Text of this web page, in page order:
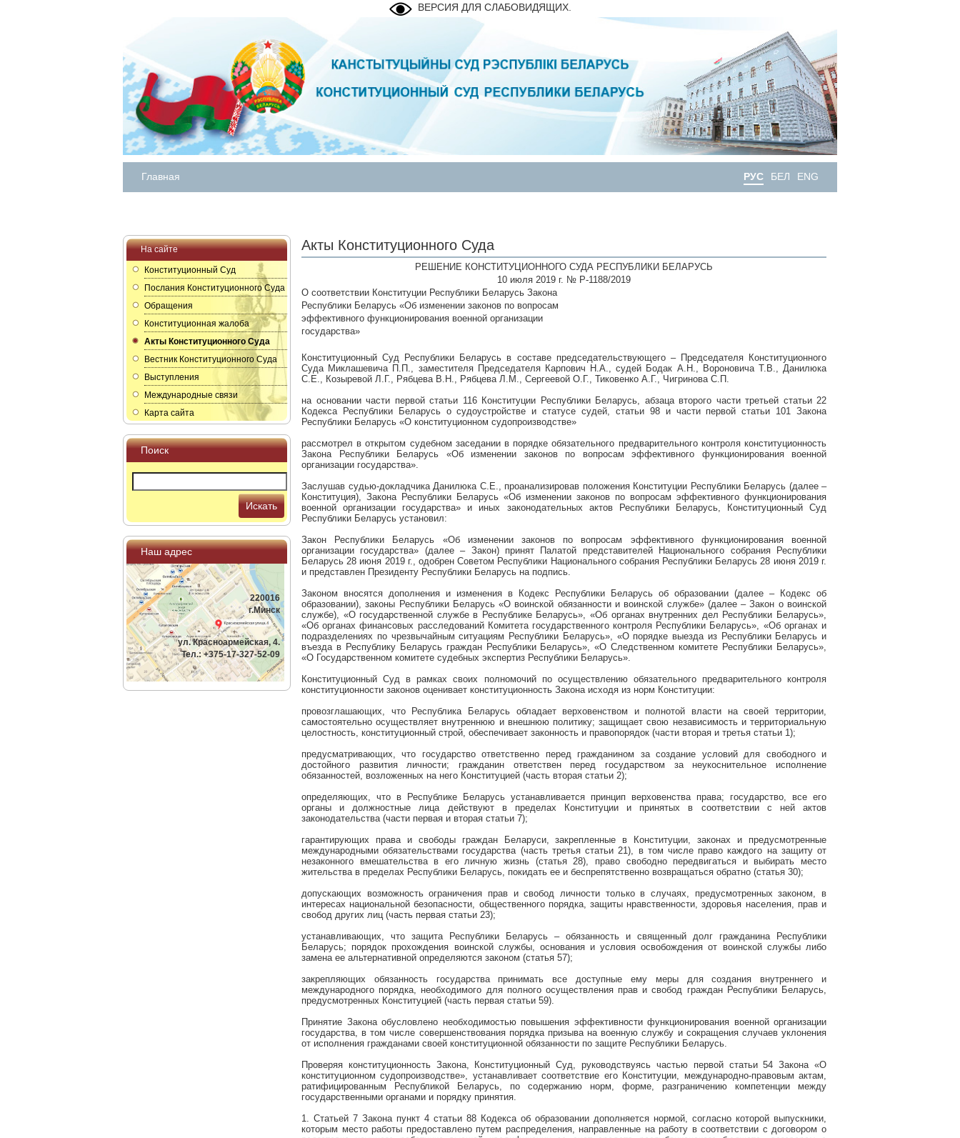
ВЕРСИЯ ДЛЯ СЛАБОВИДЯЩИХ.
Главная РУС БЕЛ ENG
На сайте
Конституционный Суд
Послания Конституционного Суда
Обращения
Конституционная жалоба
Акты Конституционного Суда
Вестник Конституционного Суда
Выступления
Международные связи
Карта сайта
Поиск
Искать
Наш адрес
220016
г.Минск
ул. Красноармейская, 4.
Тел.: +375-17-327-52-09
Акты Конституционного Суда
РЕШЕНИЕ КОНСТИТУЦИОННОГО СУДА РЕСПУБЛИКИ БЕЛАРУСЬ
10 июля 2019 г. № Р-1188/2019
О соответствии Конституции Республики Беларусь Закона
Республики Беларусь «Об изменении законов по вопросам
эффективного функционирования военной организации
государства»
Конституционный Суд Республики Беларусь в составе председательствующего – Председателя Конституционного
Суда Миклашевича П.П., заместителя Председателя Карпович Н.А., судей Бодак А.Н., Вороновича Т.В., Данилюка
С.Е., Козыревой Л.Г., Рябцева В.Н., Рябцева Л.М., Сергеевой О.Г., Тиковенко А.Г., Чигринова С.П.
на основании части первой статьи 116 Конституции Республики Беларусь, абзаца второго части третьей статьи 22
Кодекса Республики Беларусь о судоустройстве и статусе судей, статьи 98 и части первой статьи 101 Закона
Республики Беларусь «О конституционном судопроизводстве»
рассмотрел в открытом судебном заседании в порядке обязательного предварительного контроля конституционность
Закона Республики Беларусь «Об изменении законов по вопросам эффективного функционирования военной
организации государства».
Заслушав судью-докладчика Данилюка С.Е., проанализировав положения Конституции Республики Беларусь (далее –
Конституция), Закона Республики Беларусь «Об изменении законов по вопросам эффективного функционирования
военной организации государства» и иных законодательных актов Республики Беларусь, Конституционный Суд
Республики Беларусь установил:
Закон Республики Беларусь «Об изменении законов по вопросам эффективного функционирования военной
организации государства» (далее – Закон) принят Палатой представителей Национального собрания Республики
Беларусь 28 июня 2019 г., одобрен Советом Республики Национального собрания Республики Беларусь 28 июня 2019 г.
и представлен Президенту Республики Беларусь на подпись.
Законом вносятся дополнения и изменения в Кодекс Республики Беларусь об образовании (далее – Кодекс об
образовании), законы Республики Беларусь «О воинской обязанности и воинской службе» (далее – Закон о воинской
службе), «О государственной службе в Республике Беларусь», «Об органах внутренних дел Республики Беларусь»,
«Об органах финансовых расследований Комитета государственного контроля Республики Беларусь», «Об органах и
подразделениях по чрезвычайным ситуациям Республики Беларусь», «О порядке выезда из Республики Беларусь и
въезда в Республику Беларусь граждан Республики Беларусь», «О Следственном комитете Республики Беларусь»,
«О Государственном комитете судебных экспертиз Республики Беларусь».
Конституционный Суд в рамках своих полномочий по осуществлению обязательного предварительного контроля
конституционности законов оценивает конституционность Закона исходя из норм Конституции:
провозглашающих, что Республика Беларусь обладает верховенством и полнотой власти на своей территории,
самостоятельно осуществляет внутреннюю и внешнюю политику; защищает свою независимость и территориальную
целостность, конституционный строй, обеспечивает законность и правопорядок (части вторая и третья статьи 1);
предусматривающих, что государство ответственно перед гражданином за создание условий для свободного и
достойного развития личности; гражданин ответствен перед государством за неукоснительное исполнение
обязанностей, возложенных на него Конституцией (часть вторая статьи 2);
определяющих, что в Республике Беларусь устанавливается принцип верховенства права; государство, все его
органы и должностные лица действуют в пределах Конституции и принятых в соответствии с ней актов
законодательства (части первая и вторая статьи 7);
гарантирующих права и свободы граждан Беларуси, закрепленные в Конституции, законах и предусмотренные
международными обязательствами государства (часть третья статьи 21), в том числе право каждого на защиту от
незаконного вмешательства в его личную жизнь (статья 28), право свободно передвигаться и выбирать место
жительства в пределах Республики Беларусь, покидать ее и беспрепятственно возвращаться обратно (статья 30);
допускающих возможность ограничения прав и свобод личности только в случаях, предусмотренных законом, в
интересах национальной безопасности, общественного порядка, защиты нравственности, здоровья населения, прав и
свобод других лиц (часть первая статьи 23);
устанавливающих, что защита Республики Беларусь – обязанность и священный долг гражданина Республики
Беларусь; порядок прохождения воинской службы, основания и условия освобождения от воинской службы либо
замена ее альтернативной определяются законом (статья 57);
закрепляющих обязанность государства принимать все доступные ему меры для создания внутреннего и
международного порядка, необходимого для полного осуществления прав и свобод граждан Республики Беларусь,
предусмотренных Конституцией (часть первая статьи 59).
Принятие Закона обусловлено необходимостью повышения эффективности функционирования военной организации
государства, в том числе совершенствования порядка призыва на военную службу и сокращения случаев уклонения
от исполнения гражданами своей конституционной обязанности по защите Республики Беларусь.
Проверяя конституционность Закона, Конституционный Суд, руководствуясь частью первой статьи 54 Закона «О
конституционном судопроизводстве», устанавливает соответствие его Конституции, международно-правовым актам,
ратифицированным Республикой Беларусь, по содержанию норм, форме, разграничению компетенции между
государственными органами и порядку принятия.
1. Статьей 7 Закона пункт 4 статьи 88 Кодекса об образовании дополняется нормой, согласно которой выпускники,
которым место работы предоставлено путем распределения, направленные на работу в соответствии с договором о